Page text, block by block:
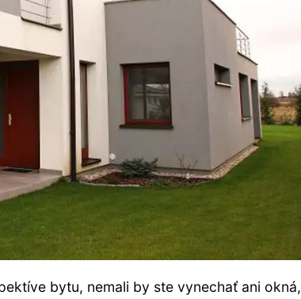
bytu, nemali by ste vynechať ani okná,